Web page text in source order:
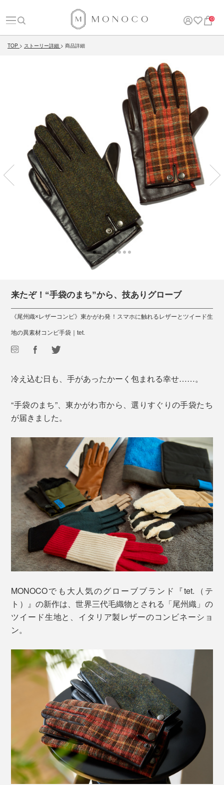
0
TOP ストーリー詳細 商品詳細
来たぞ！“手袋のまち”から、技ありグローブ
《尾州織×レザーコンビ》東かがわ発！スマホに触れるレザーとツイード生
地の異素材コンビ手袋｜tet.
冷え込む日も、手があったかーく包まれる幸せ……。
“手袋のまち”、東かがわ市から、選りすぐりの手袋たち
が届きました。
MONOCOでも大人気のグローブブランド『tet.（テ
ト）』の新作は、世界三代毛織物とされる「尾州織」の
ツイード生地と、イタリア製レザーのコンビネーショ
ン。